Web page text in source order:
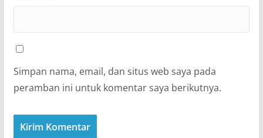
Simpan nama, email, dan situs web saya pada
peramban ini untuk komentar saya berikutnya.